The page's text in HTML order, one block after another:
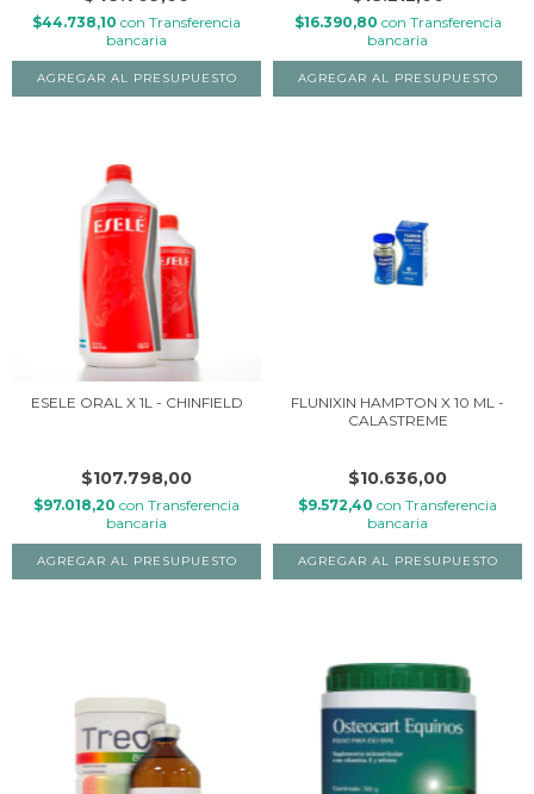
$44.738,10 con Transferencia
bancaria
$16.390,80 con Transferencia
bancaria
ESELE ORAL X 1L - CHINFIELD
$107.798,00
$97.018,20 con Transferencia
bancaria
FLUNIXIN HAMPTON X 10 ML -
CALASTREME
$10.636,00
$9.572,40 con Transferencia
bancaria